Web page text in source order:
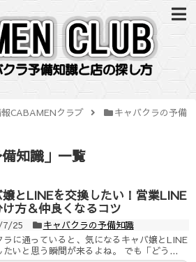
CABAMENクラブ
キャバクラの予備
知識」 一覧
とLINEを交換したい！営業LINE
け方＆仲良くなるコツ
7/25
キャバクラの予備知識
ラに通っていると、気になるキャバ嬢とLINE
たいと思う瞬間が来るよね。 でも「どう...